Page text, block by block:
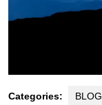
Categories: BLOG